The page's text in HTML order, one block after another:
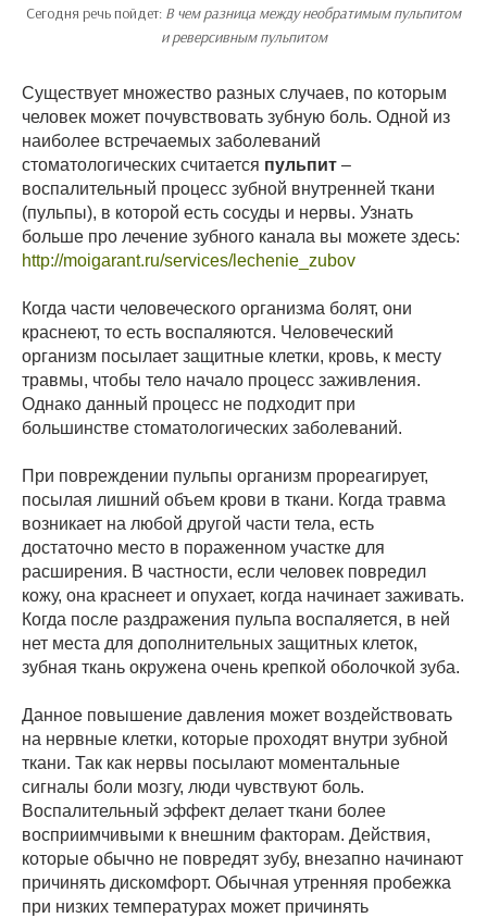
Сегодня речь пойдет: В чем разница между необратимым пульпитом
и реверсивным пульпитом
Существует множество разных случаев, по которым
человек может почувствовать зубную боль. Одной из
наиболее встречаемых заболеваний
стоматологических считается пульпит –
воспалительный процесс зубной внутренней ткани
(пульпы), в которой есть сосуды и нервы. Узнать
больше про лечение зубного канала вы можете здесь:
http://moigarant.ru/services/lechenie_zubov
Когда части человеческого организма болят, они
краснеют, то есть воспаляются. Человеческий
организм посылает защитные клетки, кровь, к месту
травмы, чтобы тело начало процесс заживления.
Однако данный процесс не подходит при
большинстве стоматологических заболеваний.
При повреждении пульпы организм прореагирует,
посылая лишний объем крови в ткани. Когда травма
возникает на любой другой части тела, есть
достаточно место в пораженном участке для
расширения. В частности, если человек повредил
кожу, она краснеет и опухает, когда начинает заживать.
Когда после раздражения пульпа воспаляется, в ней
нет места для дополнительных защитных клеток,
зубная ткань окружена очень крепкой оболочкой зуба.
Данное повышение давления может воздействовать
на нервные клетки, которые проходят внутри зубной
ткани. Так как нервы посылают моментальные
сигналы боли мозгу, люди чувствуют боль.
Воспалительный эффект делает ткани более
восприимчивыми к внешним факторам. Действия,
которые обычно не повредят зубу, внезапно начинают
причинять дискомфорт. Обычная утренняя пробежка
при низких температурах может причинять